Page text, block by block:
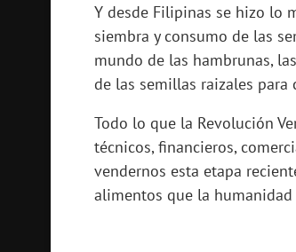
Y desde Filipinas se hizo lo
siembra y consumo de las
mundo de las hambrunas,
de las semillas raizales
Todo lo que la Revolución
técnicos, financieros,
vendernos esta etapa
alimentos que la